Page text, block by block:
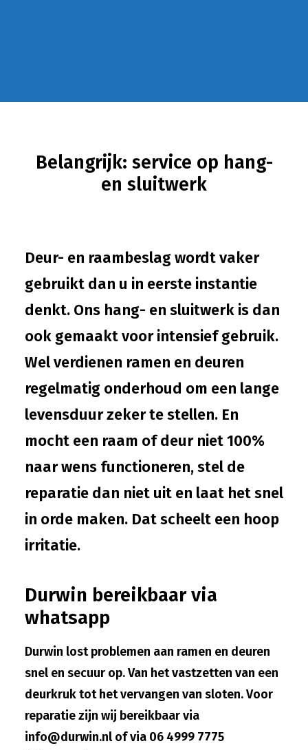
Belangrijk: service op hang-
en sluitwerk
Deur- en raambeslag wordt vaker
gebruikt dan u in eerste instantie
denkt. Ons hang- en sluitwerk is dan
ook gemaakt voor intensief gebruik.
Wel verdienen ramen en deuren
regelmatig onderhoud om een lange
levensduur zeker te stellen. En
mocht een raam of deur niet 100%
naar wens functioneren, stel de
reparatie dan niet uit en laat het snel
in orde maken. Dat scheelt een hoop
irritatie.
Durwin bereikbaar via
whatsapp
Durwin lost problemen aan ramen en deuren
snel en secuur op. Van het vastzetten van een
deurkruk tot het vervangen van sloten. Voor
reparatie zijn wij bereikbaar via
info@durwin.nl of via 06 4999 7775